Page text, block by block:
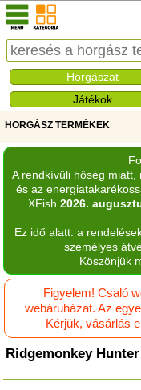
Horgászat
Játékok
A rendkívüli hőség
és az
XFish 2026.
Ez idő alatt: a
személyes
Köszönjük
Figyelem! Csaló
webáruházat. Az
Kérjük, vásárlás
Ridgemonkey